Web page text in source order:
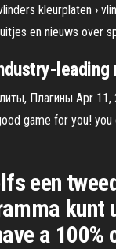
kleurplaten ›
en nieuws over
leading
Плагины Apr 11,
game for you!
een
kunt
a 100%